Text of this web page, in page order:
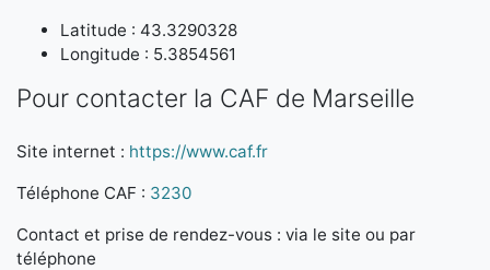
Latitude : 43.3290328
Longitude : 5.3854561
Pour contacter la CAF de Marseille
Site internet : https://www.caf.fr
Téléphone CAF : 3230
Contact et prise de rendez-vous : via le site ou par
téléphone